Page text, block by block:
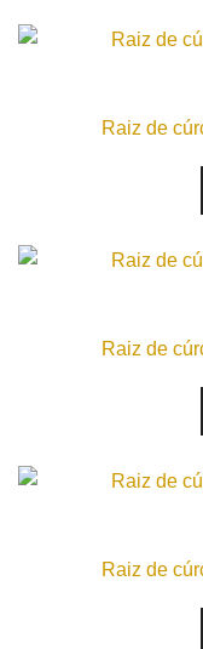
Raiz de
Raiz de
Raiz de